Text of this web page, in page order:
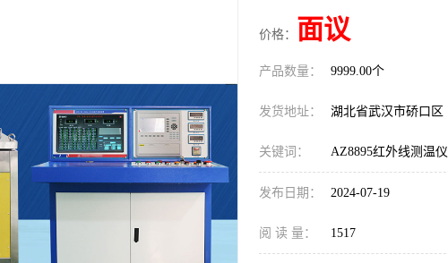
价格： 面议
产品数量： 9999.00个
发货地址： 湖北省武汉市硚口区
关键词： AZ8895红外线测温仪
发布日期： 2024-07-19
阅 读 量： 1517